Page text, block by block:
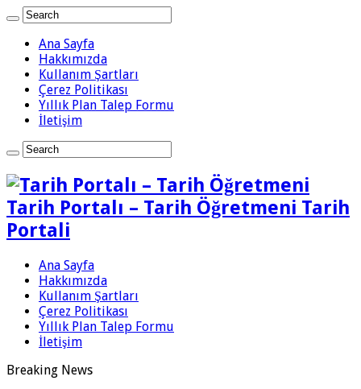
Ana Sayfa
Hakkımızda
Kullanım Şartları
Çerez Politikası
Yıllık Plan Talep Formu
İletişim
Tarih Portalı – Tarih Öğretmeni Tarih
Portali
Ana Sayfa
Hakkımızda
Kullanım Şartları
Çerez Politikası
Yıllık Plan Talep Formu
İletişim
Breaking News